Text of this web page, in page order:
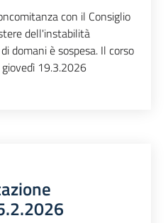
con il Consiglio
dell'instabilità
domani è sospesa. Il corso
19.3.2026